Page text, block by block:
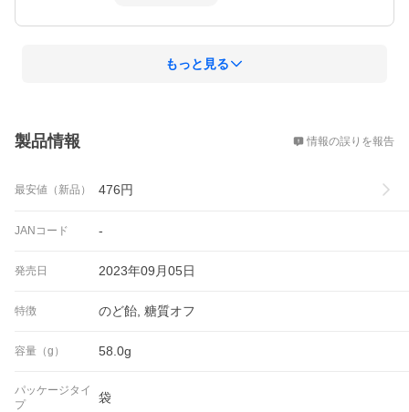
もっと見る
製品情報 情報の誤りを報告
最安値（新品） 476円
JANコード -
発売日 2023年09月05日
特徴 のど飴, 糖質オフ
容量（g） 58.0g
パッケージタイ
プ
袋